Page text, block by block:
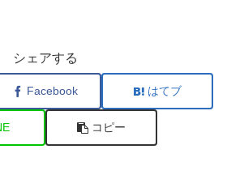
シェアする
Facebook はてブ
コピー